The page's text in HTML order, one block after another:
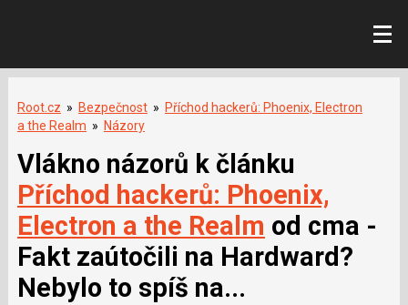
Root.cz » Bezpečnost » Příchod hackerů: Phoenix, Electron
a the Realm » Názory
Vlákno názorů k článku
Příchod hackerů: Phoenix,
Electron a the Realm od cma -
Fakt zaútočili na Hardward?
Nebylo to spíš na...